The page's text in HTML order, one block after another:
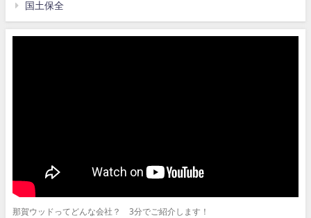
国土保全
那賀ウッドってどんな会社？ 3分でご紹介します！